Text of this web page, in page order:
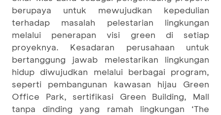
berupaya untuk mewujudkan kepedulian
terhadap masalah pelestarian lingkungan
melalui penerapan visi green di setiap
proyeknya. Kesadaran perusahaan untuk
bertanggung jawab melestarikan lingkungan
hidup diwujudkan melalui berbagai program,
seperti pembangunan kawasan hijau Green
Office Park, sertifikasi Green Building, Mall
tanpa dinding yang ramah lingkungan ‘The